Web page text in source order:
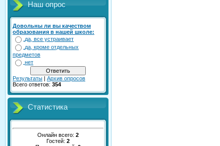
Наш опрос
Довольны ли вы качеством
образования в нашей школе:
да, все устраивает
да, кроме отдельных
предметов
нет
Результаты | Архив опросов
Всего ответов: 354
Статистика
Онлайн всего: 2
Гостей: 2